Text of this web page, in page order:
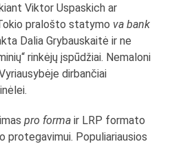
Viktor Uspaskich ar
pralošto statymo va bank
Dalia Grybauskaitė ir ne
rinkėjų įspūdžiai. Nemaloni
dirbančiai
pro forma ir LRP formato
protegavimui. Populiariausios